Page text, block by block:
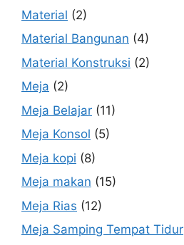
Material (2)
Material Bangunan (4)
Material Konstruksi (2)
Meja (2)
Meja Belajar (11)
Meja Konsol (5)
Meja kopi (8)
Meja makan (15)
Meja Rias (12)
Meja Samping Tempat Tidur